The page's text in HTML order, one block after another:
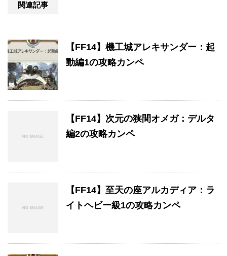
関連記事
【FF14】機工城アレキサンダー：起
動編1の攻略カンペ
【FF14】次元の狭間オメガ：デルタ
編2の攻略カンペ
【FF14】至天の座アルカディア：ラ
イトヘビー級1の攻略カンペ